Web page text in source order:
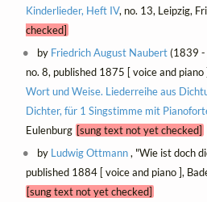
Kinderlieder, Heft IV, no. 13, Leipzig,
checked]
by Friedrich August Naubert(1839 -
no. 8, published 1875 [ voice and piano
Wort und Weise. Liederreihe aus
Dichter, für 1 Singstimme mit
Eulenburg [sung text not yet checked]
by Ludwig Ottmann, "Wie ist doch
published 1884 [ voice and piano ],
[sung text not yet checked]